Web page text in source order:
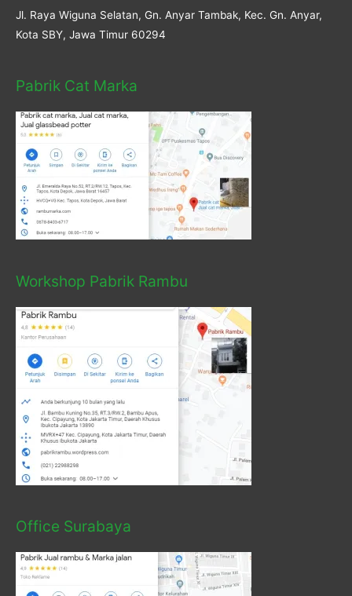
Jl. Raya Wiguna Selatan, Gn. Anyar Tambak, Kec. Gn. Anyar,
Kota SBY, Jawa Timur 60294
Pabrik Cat Marka
Workshop Pabrik Rambu
Office Surabaya